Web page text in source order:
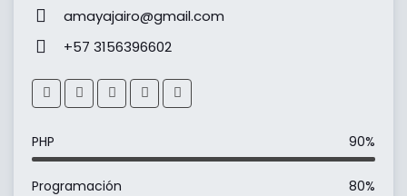
amayajairo@gmail.com
+57 3156396602
PHP 90%
Programación 80%